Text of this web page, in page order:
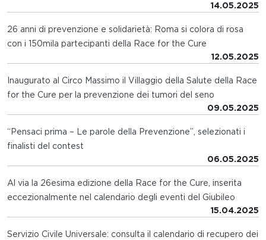
14.05.2025
26 anni di prevenzione e solidarietà: Roma si colora di rosa
con i 150mila partecipanti della Race for the Cure
12.05.2025
Inaugurato al Circo Massimo il Villaggio della Salute della Race
for the Cure per la prevenzione dei tumori del seno
09.05.2025
“Pensaci prima – Le parole della Prevenzione”, selezionati i
finalisti del contest
06.05.2025
Al via la 26esima edizione della Race for the Cure, inserita
eccezionalmente nel calendario degli eventi del Giubileo
15.04.2025
Servizio Civile Universale: consulta il calendario di recupero dei